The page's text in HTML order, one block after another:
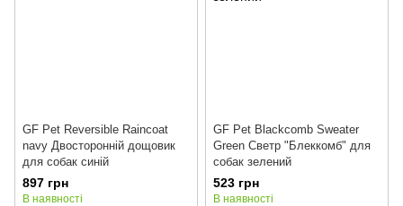
GF Pet Reversible Raincoat
navy Двосторонній дощовик
для собак синій
897 грн
В наявності
GF Pet Blackcomb Sweater
Green Светр "Блеккомб" для
собак зелений
523 грн
В наявності